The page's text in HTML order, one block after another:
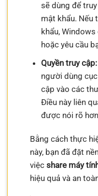
sẽ dùng để
mật khẩu. Nếu
khẩu,
hoặc yêu cầu
Quyền truy cập:
người dùng
cập vào các
Điều này liên
được nói rõ
Bằng cách thực
này, bạn đã đặt
việcshare máy
hiệu quả và an